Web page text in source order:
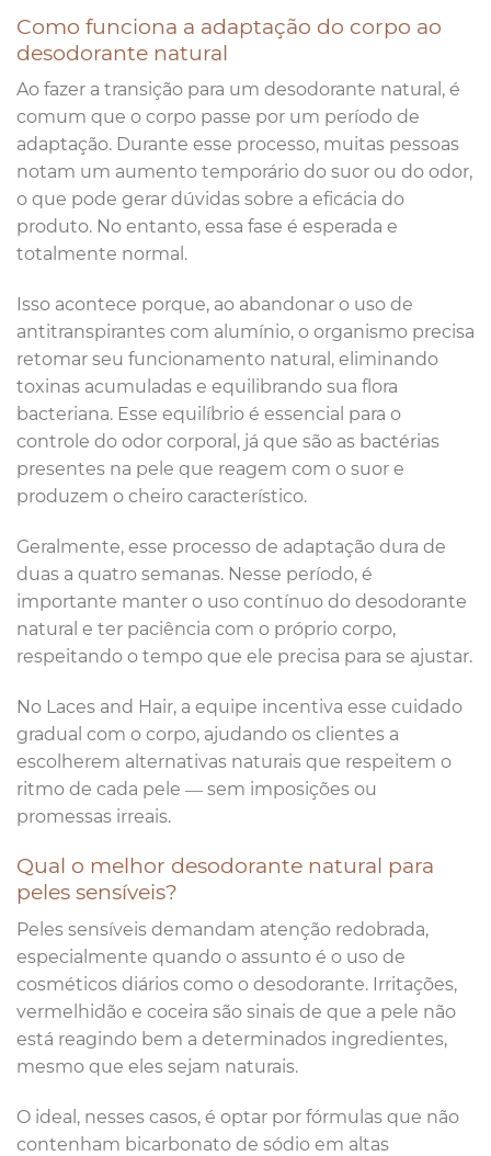
Como funciona a adaptação do corpo ao
desodorante natural
Ao fazer a transição para um desodorante natural, é
comum que o corpo passe por um período de
adaptação. Durante esse processo, muitas pessoas
notam um aumento temporário do suor ou do odor,
o que pode gerar dúvidas sobre a eficácia do
produto. No entanto, essa fase é esperada e
totalmente normal.
Isso acontece porque, ao abandonar o uso de
antitranspirantes com alumínio, o organismo precisa
retomar seu funcionamento natural, eliminando
toxinas acumuladas e equilibrando sua flora
bacteriana. Esse equilíbrio é essencial para o
controle do odor corporal, já que são as bactérias
presentes na pele que reagem com o suor e
produzem o cheiro característico.
Geralmente, esse processo de adaptação dura de
duas a quatro semanas. Nesse período, é
importante manter o uso contínuo do desodorante
natural e ter paciência com o próprio corpo,
respeitando o tempo que ele precisa para se ajustar.
No Laces and Hair, a equipe incentiva esse cuidado
gradual com o corpo, ajudando os clientes a
escolherem alternativas naturais que respeitem o
ritmo de cada pele — sem imposições ou
promessas irreais.
Qual o melhor desodorante natural para
peles sensíveis?
Peles sensíveis demandam atenção redobrada,
especialmente quando o assunto é o uso de
cosméticos diários como o desodorante. Irritações,
vermelhidão e coceira são sinais de que a pele não
está reagindo bem a determinados ingredientes,
mesmo que eles sejam naturais.
O ideal, nesses casos, é optar por fórmulas que não
contenham bicarbonato de sódio em altas